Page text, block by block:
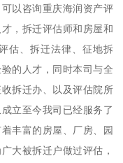
以咨询重庆海润资产评
，拆迁评估师和房屋和
估、拆迁法律、征地拆
的人才，同时本司与全
拆迁办、以及评估院所
立至今我司已经服务了
丰富的房屋、厂房、园
大被拆迁户做过评估，